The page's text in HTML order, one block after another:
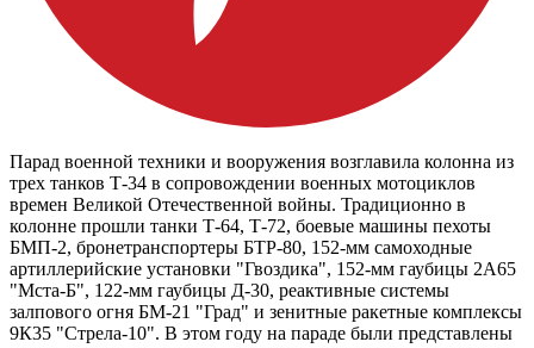
Парад военной техники и вооружения возглавила колонна из
трех танков Т-34 в сопровождении военных мотоциклов
времен Великой Отечественной войны. Традиционно в
колонне прошли танки Т-64, Т-72, боевые машины пехоты
БМП-2, бронетранспортеры БТР-80, 152-мм самоходные
артиллерийские установки "Гвоздика", 152-мм гаубицы 2А65
"Мста-Б", 122-мм гаубицы Д-30, реактивные системы
залпового огня БМ-21 "Град" и зенитные ракетные комплексы
9К35 "Стрела-10". В этом году на параде были представлены